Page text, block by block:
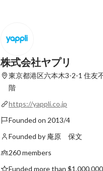
株式会社ヤプリ
東京都港区六本木3-2-1 住友
階
https://yappli.co.jp
Founded on 2013/4
Founded by 庵原 保文
260 members
Funded more than